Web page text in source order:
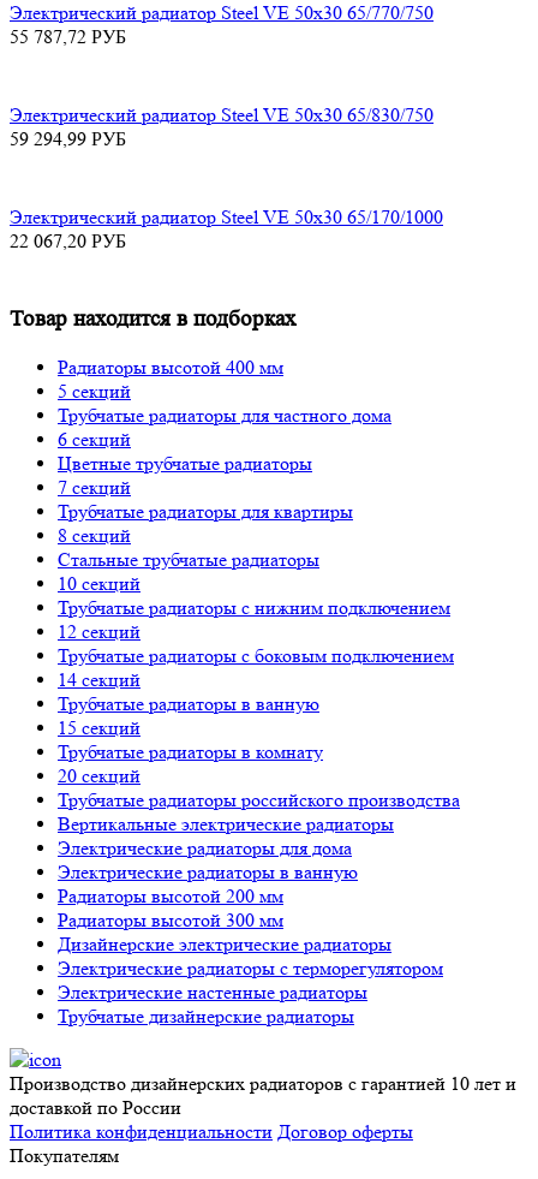
Электрический радиатор Steel VE 50х30 65/770/750
55 787,72 РУБ
Электрический радиатор Steel VE 50х30 65/830/750
59 294,99 РУБ
Электрический радиатор Steel VE 50х30 65/170/1000
22 067,20 РУБ
Товар находится в подборках
Радиаторы высотой 400 мм
5 секций
Трубчатые радиаторы для частного дома
6 секций
Цветные трубчатые радиаторы
7 секций
Трубчатые радиаторы для квартиры
8 секций
Стальные трубчатые радиаторы
10 секций
Трубчатые радиаторы с нижним подключением
12 секций
Трубчатые радиаторы с боковым подключением
14 секций
Трубчатые радиаторы в ванную
15 секций
Трубчатые радиаторы в комнату
20 секций
Трубчатые радиаторы российского производства
Вертикальные электрические радиаторы
Электрические радиаторы для дома
Электрические радиаторы в ванную
Радиаторы высотой 200 мм
Радиаторы высотой 300 мм
Дизайнерские электрические радиаторы
Электрические радиаторы с терморегулятором
Электрические настенные радиаторы
Трубчатые дизайнерские радиаторы
Производство дизайнерских радиаторов с гарантией 10 лет и
доставкой по России
Политика конфиденциальности Договор оферты
Покупателям